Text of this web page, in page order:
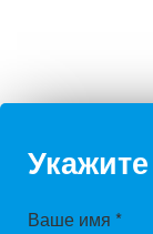
Ваше имя *